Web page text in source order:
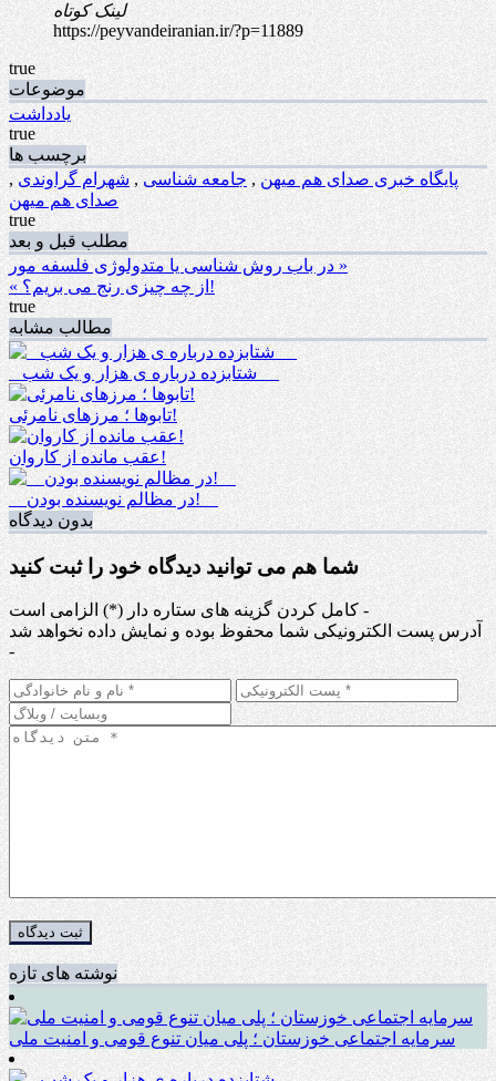
لینک کوتاه
https://peyvandeiranian.ir/?p=11889
true
موضوعات
یادداشت
true
برچسب ها
پایگاه خبری صدای هم میهن , جامعه شناسی , شهرام گراوندی ,
صدای هم میهن
true
مطلب قبل و بعد
در باب روش شناسی یا متدولوژی فلسفه مور »
« از چه چیزی رنج می بریم؟!
true
مطالب مشابه
_ شتابزده درباره ی هزار و یک شب __
تابوها ؛ مرزهای نامرئی!
عقب مانده از کاروان!
__در مظالم نویسنده بودن!__
بدون دیدگاه
شما هم می توانید دیدگاه خود را ثبت کنید
کامل کردن گزینه های ستاره دار (*) الزامی است -
آدرس پست الکترونیکی شما محفوظ بوده و نمایش داده نخواهد شد
-
نوشته های تازه
سرمایه اجتماعی خوزستان ؛ پلی میان تنوع قومی و امنیت ملی